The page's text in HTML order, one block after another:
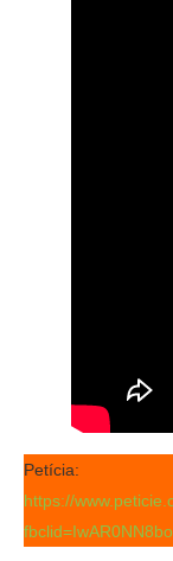
Petícia:
https://